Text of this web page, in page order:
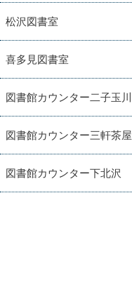
松沢図書室
喜多見図書室
図書館カウンター二子玉川
図書館カウンター三軒茶屋
図書館カウンター下北沢